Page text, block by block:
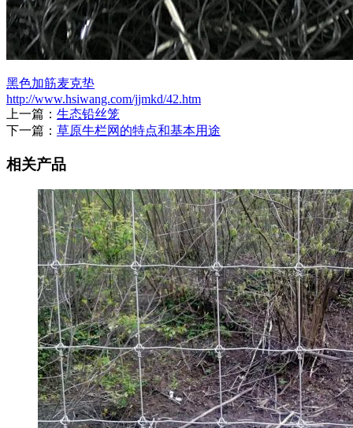
黑色加筋麦克垫
http://www.hsiwang.com/jjmkd/42.htm
上一篇： 生态铅丝笼
下一篇： 草原牛栏网的特点和基本用途
相关产品